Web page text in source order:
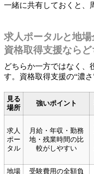
一緒に共有しておくと、
求人ポータルと地
資格取得支援なら
どちらか一方ではなく、
す。資格取得支援の“濃
見る
場所
強いポイント
求人
ポー
タル
月給・年収・勤務
地・残業時間の比
較がしやすい
地場
受験費用の全額負